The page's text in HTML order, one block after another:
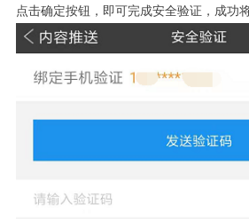
点击确定按钮，即可完成安全验证，成功